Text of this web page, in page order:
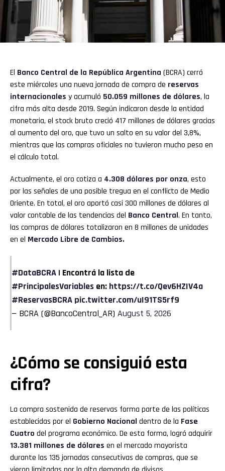
El Banco Central de la República Argentina (BCRA) cerró
este miércoles una nueva jornada de compra de reservas
internacionales y acumuló 50.059 millones de dólares, la
cifra más alta desde 2019. Según indicaron desde la entidad
monetaria, el stock bruto creció 417 millones de dólares gracias
al aumento del oro, que tuvo un salto en su valor del 3,8%,
mientras que las compras oficiales no tuvieron mucho peso en
el cálculo total.
Actualmente, el oro cotiza a 4.308 dólares por onza, esto
por las señales de una posible tregua en el conflicto de Medio
Oriente. En total, el oro aportó casi 300 millones de dólares al
valor contable de las tendencias del Banco Central. En tanto,
las compras de dólares totalizaron en 8 millones de unidades
en el Mercado Libre de Cambios.
#DataBCRA | Encontrá la lista de
#PrincipalesVariables en: https://t.co/Qev6HZIV4a
#ReservasBCRA pic.twitter.com/uI91TS5rf9
— BCRA (@BancoCentral_AR) August 5, 2026
¿Cómo se consiguió esta
cifra?
La compra sostenida de reservas forma parte de las políticas
establecidas por el Gobierno Nacional dentro de la Fase
Cuatro del programa económico. De esta forma, logró adquirir
13.381 millones de dólares en el mercado mayorista
durante las 135 jornadas consecutivas de compras, que se